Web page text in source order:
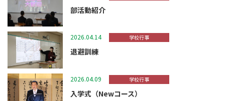
部活動紹介
2026.04.14 学校行事
退避訓練
2026.04.09 学校行事
入学式（Newコース）